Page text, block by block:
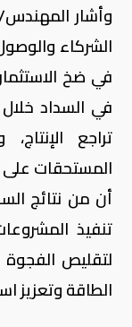
وأشار
الشركاء
في ضخ الاستثمار
في السداد
تراجع
المستحقات على
أن من نتائج
تنفيذ
لتقليص الفجوة
الطاقة وتعزيز